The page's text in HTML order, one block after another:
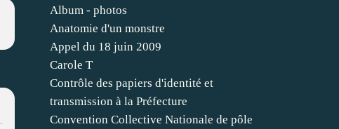
Album - photos
Anatomie d'un monstre
Appel du 18 juin 2009
Carole T
Contrôle des papiers d'identité et
transmission à la Préfecture
Convention Collective Nationale de pôle